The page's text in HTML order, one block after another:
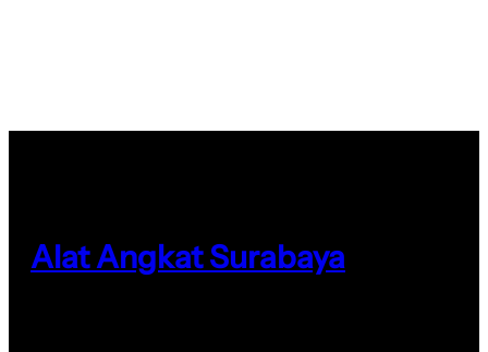
Alat Angkat Surabaya